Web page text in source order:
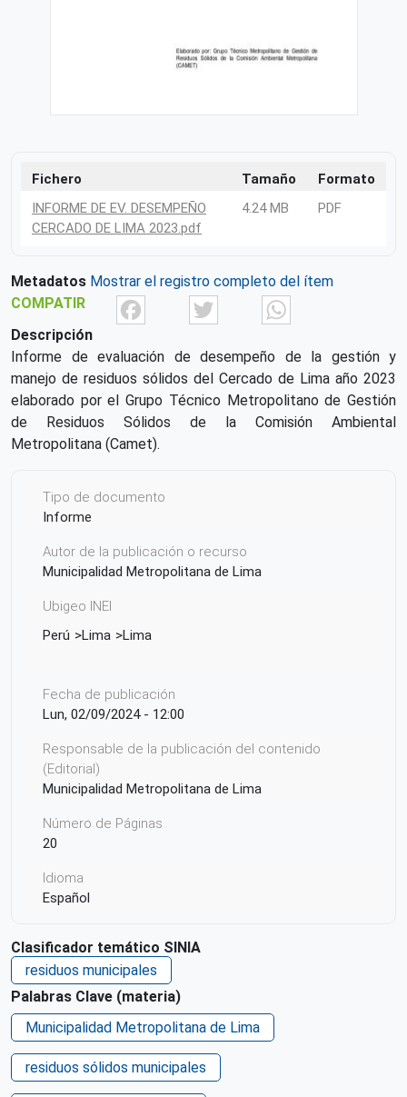
Fichero Tamaño
Formato
INFORME DE EV. DESEMPEÑO
CERCADO DE LIMA 2023.pdf
4.24 MB PDF
Metadatos Mostrar el registro completo del ítem
COMPATIR
FacebookTwitter
Descripción
Informe de evaluación de desempeño de la gestión y
manejo de residuos sólidos del Cercado de Lima año 2023
elaborado por el Grupo Técnico Metropolitano de Gestión
de Residuos Sólidos de la Comisión Ambiental
Metropolitana (Camet).
Tipo de documento
Informe
Autor de la publicación o recurso
Municipalidad Metropolitana de Lima
Ubigeo INEI
Perú
Lima Lima
Fecha de publicación
Lun, 02/09/2024 - 12:00
Responsable de la publicación del contenido
(Editorial)
Municipalidad Metropolitana de Lima
Número de Páginas
20
Idioma
Español
Perú
Derechos de acceso
Acceso irrestricto a todo su contenido
Repositorio de origen
SIAL Lima
Clasificador temático SINIA
residuos municipales
Palabras Clave (materia)
Municipalidad Metropolitana de Lima
residuos sólidos municipales